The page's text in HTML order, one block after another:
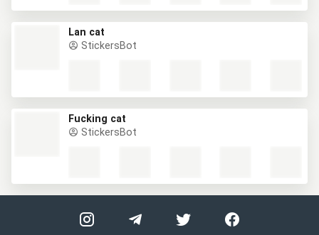
Lan cat
StickersBot
Fucking cat
StickersBot